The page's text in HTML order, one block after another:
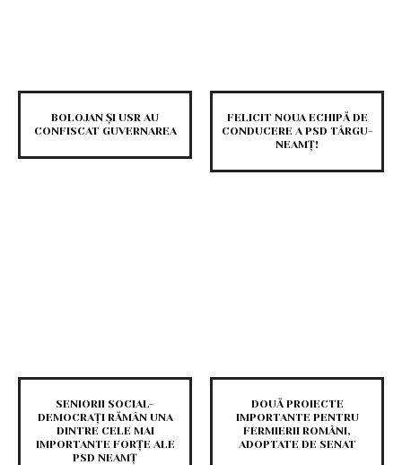
BOLOJAN ȘI USR AU
CONFISCAT GUVERNAREA
FELICIT NOUA ECHIPĂ DE
CONDUCERE A PSD TÂRGU-
NEAMȚ!
SENIORII SOCIAL-
DEMOCRAȚI RĂMÂN UNA
DINTRE CELE MAI
IMPORTANTE FORȚE ALE
PSD NEAMȚ
DOUĂ PROIECTE
IMPORTANTE PENTRU
FERMIERII ROMÂNI,
ADOPTATE DE SENAT